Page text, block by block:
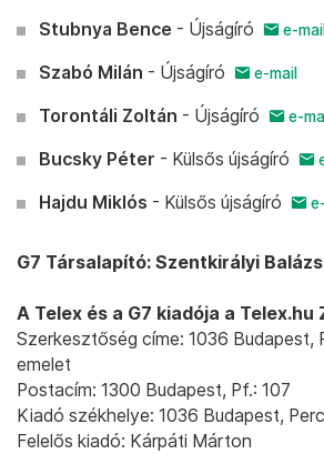
Stubnya Bence - Újságíró e-mail
Szabó Milán - Újságíró e-mail
Torontáli Zoltán - Újságíró e-
Bucsky Péter - Külsős újságíró
Hajdu Miklós - Külsős újságíró
G7 Társalapító: Szentkirályi
A Telex és a G7 kiadója a Telex.hu
Szerkesztőség címe: 1036 Budapest,
emelet
Postacím: 1300 Budapest, Pf.: 107
Kiadó székhelye: 1036 Budapest,
Felelős kiadó: Kárpáti Márton